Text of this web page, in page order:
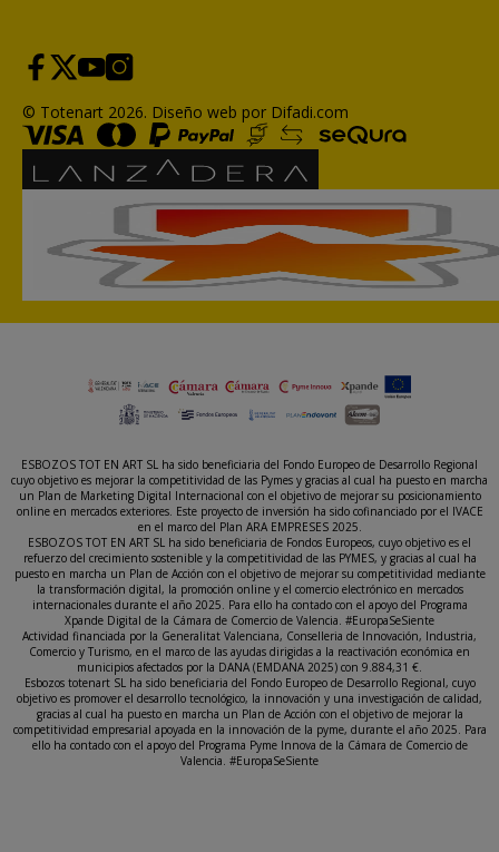
© Totenart 2026. Diseño web por Difadi.com
ESBOZOS TOT EN ART SL ha sido beneficiaria del Fondo Europeo de Desarrollo Regional
cuyo objetivo es mejorar la competitividad de las Pymes y gracias al cual ha puesto en marcha
un Plan de Marketing Digital Internacional con el objetivo de mejorar su posicionamiento
online en mercados exteriores. Este proyecto de inversión ha sido cofinanciado por el IVACE
en el marco del Plan ARA EMPRESES 2025.
ESBOZOS TOT EN ART SL ha sido beneficiaria de Fondos Europeos, cuyo objetivo es el
refuerzo del crecimiento sostenible y la competitividad de las PYMES, y gracias al cual ha
puesto en marcha un Plan de Acción con el objetivo de mejorar su competitividad mediante
la transformación digital, la promoción online y el comercio electrónico en mercados
internacionales durante el año 2025. Para ello ha contado con el apoyo del Programa
Xpande Digital de la Cámara de Comercio de Valencia. #EuropaSeSiente
Actividad financiada por la Generalitat Valenciana, Conselleria de Innovación, Industria,
Comercio y Turismo, en el marco de las ayudas dirigidas a la reactivación económica en
municipios afectados por la DANA (EMDANA 2025) con 9.884,31 €.
Esbozos totenart SL ha sido beneficiaria del Fondo Europeo de Desarrollo Regional, cuyo
objetivo es promover el desarrollo tecnológico, la innovación y una investigación de calidad,
gracias al cual ha puesto en marcha un Plan de Acción con el objetivo de mejorar la
competitividad empresarial apoyada en la innovación de la pyme, durante el año 2025. Para
ello ha contado con el apoyo del Programa Pyme Innova de la Cámara de Comercio de
Valencia. #EuropaSeSiente